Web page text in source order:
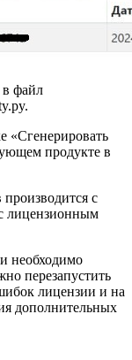
файл
«Сгенерировать
продукте в
с
лицензионным
необходимо
перезапустить
лицензии и на
дополнительных